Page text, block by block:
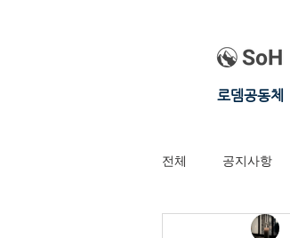
로뎀공동체
전체 공지사항